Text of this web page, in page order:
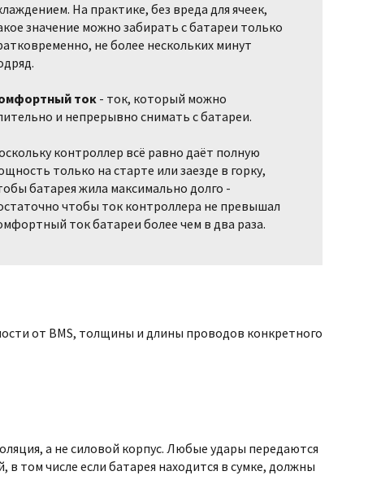
На практике, без вреда для ячеек,
значение можно забирать с батареи только
не более нескольких минут
ток- ток, который можно
и непрерывно снимать с батареи.
контроллер всё равно даёт полную
только на старте или заезде в горку,
батарея жила максимально долго -
чтобы ток контроллера не превышал
ток батареи более чем в два раза.
от BMS, толщины и длины проводов конкретного
а не силовой корпус. Любые удары передаются
в том числе если батарея находится в сумке, должны